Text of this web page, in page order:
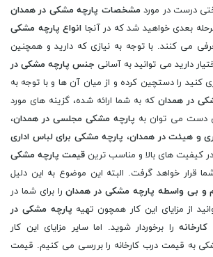
درست در مورد مشخصات پارچه مشکی در همدان
بعدی خواهید شد که در آنجا انواع پارچه مشکی
می کنند. با توجه به نیازی که دارید و همچنین
دارید می توانید به آسانی جنس پارچه مشکی در
کنید را دستچین کرده و از میان آن ها و با توجه به
در همدان که به شما ارائه شده، گزینه های مورد
دست می توان به پارچه مشکی مجلسی در همدان،
و هیئت در همدان، پارچه مشکی برای لباس اداری
کیفیت های بالا و مناسب ترین قیمت پارچه مشکی
قرار خواهد گرفت. البته این موضوع به این دلیل
و بی واسطه پارچه مشکی در همدانرا برای شما در
از مزایای این کار همچون تهیه پارچه مشکی در
را برخوردار شوید. اما سایر مزایای این کار
به قیمت درب کارخانه را بررسی می کنیم. قیمت